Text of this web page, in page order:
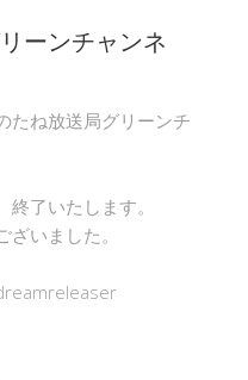
ーンチャンネ
たね放送局グリーンチ
了いたします。
いました。